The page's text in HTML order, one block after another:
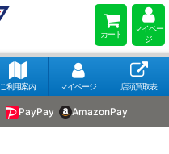
カート
マイペー
ジ
ご利用案内 マイページ 店頭買取表
PayPay AmazonPay